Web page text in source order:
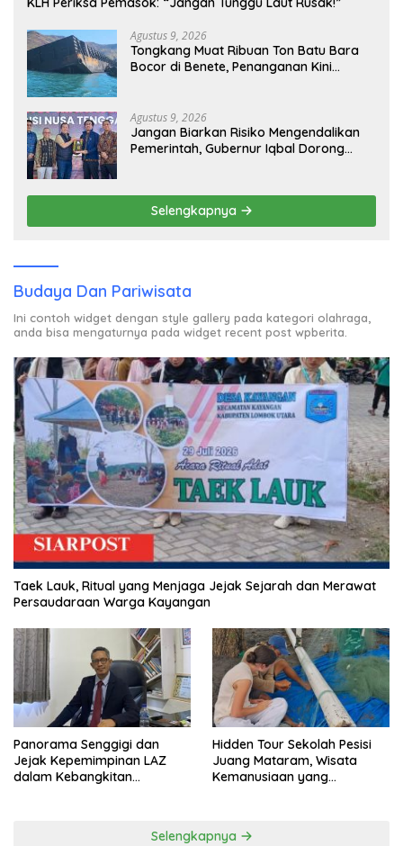
Agustus 9, 2026
Tongkang Muat Ribuan Ton Batu Bara
Bocor di Benete, Penanganan Kini
Agustus 9, 2026
Jangan Biarkan Risiko Mengendalikan
Pemerintah, Gubernur Iqbal Dorong
Selengkapnya
Budaya Dan Pariwisata
Ini contoh widget dengan style gallery pada kategori olahraga,
anda bisa mengaturnya pada widget recent post wpberita.
Taek Lauk, Ritual yang Menjaga Jejak Sejarah dan Merawat
Persaudaraan Warga Kayangan
Panorama Senggigi dan
Jejak Kepemimpinan LAZ
dalam Kebangkitan
Hidden Tour Sekolah Pesisi
Juang Mataram, Wisata
Kemanusiaan yang
Selengkapnya